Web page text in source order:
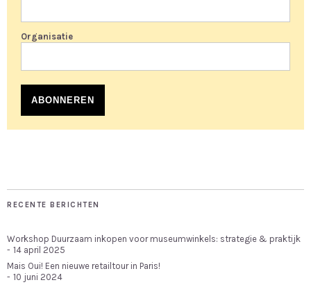
Organisatie
ABONNEREN
RECENTE BERICHTEN
Workshop Duurzaam inkopen voor museumwinkels: strategie & praktijk
14 april 2025
Mais Oui! Een nieuwe retailtour in Paris!
10 juni 2024